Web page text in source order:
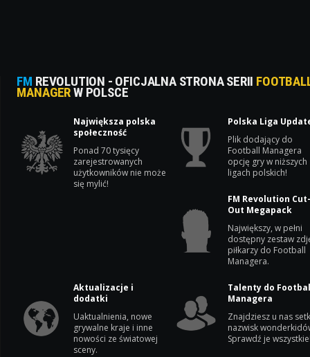
FM REVOLUTION - OFICJALNA STRONA SERII
MANAGERW POLSCE
Największa polska
społeczność
Ponad 70 tysięcy
zarejestrowanych
użytkowników nie może
się mylić!
Polska Liga
Plik dodający do
Football Managera
opcję gry w niższych
ligach polskich!
FM Revolution
Out Megapack
Największy, w pełni
dostępny zestaw
piłkarzy do Football
Managera.
Aktualizacje i
dodatki
Uaktualnienia, nowe
grywalne kraje i inne
nowości ze światowej
sceny.
Talenty do
Managera
Znajdziesz u nas
nazwisk
Sprawdź je